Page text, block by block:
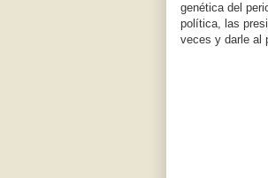
genética del
política, las
veces y darle al